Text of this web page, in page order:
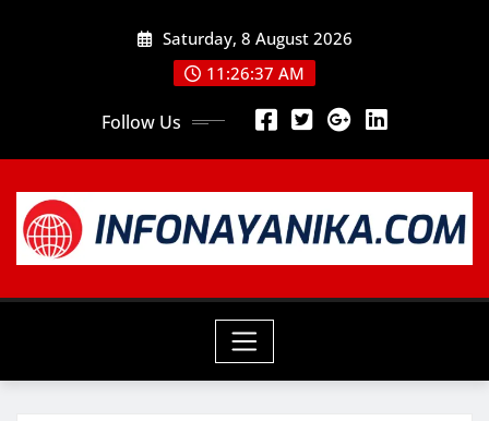
Saturday, 8 August 2026
11:26:38 AM
Follow Us